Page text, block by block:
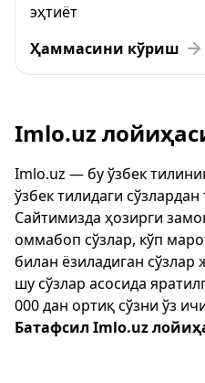
эҳтиёт
Ҳаммасини кўриш
Imlo.uz
Imlo.uz — бу ўзбек
ўзбек тилидаги
Сайтимизда ҳозирги
оммабоп сўзлар, кўп
билан ёзиладиган
шу сўзлар асосида
000 дан ортиқ сўзни ўз
Батафсил Imlo.uz